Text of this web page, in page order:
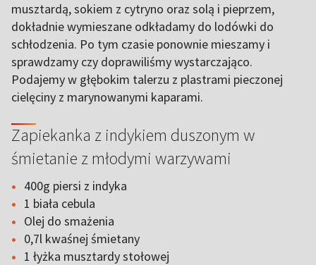
musztardą, sokiem z cytryno oraz solą i pieprzem,
dokładnie wymieszane odkładamy do lodówki do
schłodzenia. Po tym czasie ponownie mieszamy i
sprawdzamy czy doprawiliśmy wystarczająco.
Podajemy w głębokim talerzu z plastrami pieczonej
cielęciny z marynowanymi kaparami.
Zapiekanka z indykiem duszonym w
śmietanie z młodymi warzywami
400g piersi z indyka
1 biała cebula
Olej do smażenia
0,7l kwaśnej śmietany
1 łyżka musztardy stołowej